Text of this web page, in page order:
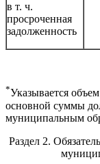
в т. ч.
просроченная
задолженность
*Указывается
основной суммы
муниципальным
Раздел 2.